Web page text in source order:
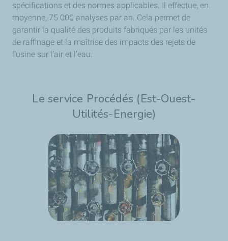
spécifications et des normes applicables. Il effectue, en
moyenne, 75 000 analyses par an. Cela permet de
garantir la qualité des produits fabriqués par les unités
de raffinage et la maîtrise des impacts des rejets de
l’usine sur l’air et l’eau.
​Le service Procédés (Est-Ouest-
Utilités-Energie)